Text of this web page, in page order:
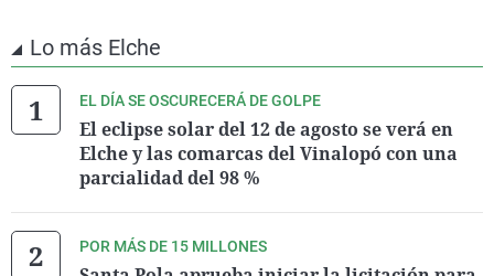
Lo más Elche
EL DÍA SE OSCURECERÁ DE GOLPE
El eclipse solar del 12 de agosto se verá en
Elche y las comarcas del Vinalopó con una
parcialidad del 98 %
POR MÁS DE 15 MILLONES